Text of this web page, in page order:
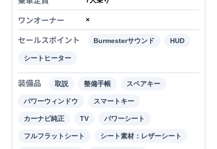
ワンオーナー ×
セールスポイント Burmesterサウンド HUD
シートヒーター
装備品 取説 整備手帳 スペアキー
パワーウィンドウ スマートキー
カーナビ純正 TV パワーシート
フルフラットシート シート素材：レザーシート